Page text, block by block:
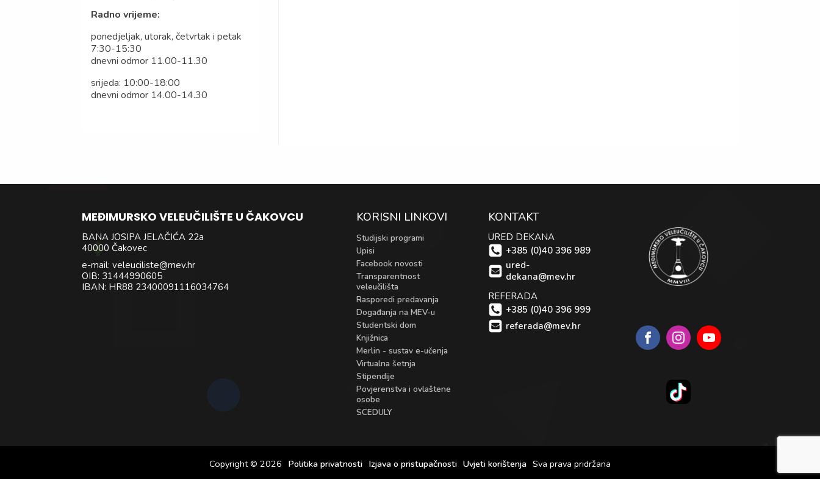
Radno vrijeme:
ponedjeljak, utorak, četvrtak i petak
7:30-15:30
dnevni odmor 11.00-11.30
srijeda: 10:00-18:00
dnevni odmor 14.00-14.30
MEĐIMURSKO VELEUČILIŠTE U ČAKOVCU
BANA JOSIPA JELAČIĆA 22a
40000 Čakovec
e-mail: veleuciliste@mev.hr
OIB: 31444990605
IBAN: HR88 23400091116034764
KORISNI LINKOVI
Studijski programi
Upisi
Facebook novosti
Transparentnost
veleučilišta
Rasporedi predavanja
Događanja na MEV-u
Studentski dom
Knjižnica
Merlin - sustav e-učenja
Virtualna šetnja
Stipendije
Povjerenstva i ovlaštene
osobe
SCEDULY
KONTAKT
URED DEKANA
+385 (0)40 396 989
ured-
dekana@mev.hr
REFERADA
+385 (0)40 396 999
referada@mev.hr
Copyright © 2026 Politika privatnosti Izjava o pristupačnosti Uvjeti korištenja Sva prava pridržana